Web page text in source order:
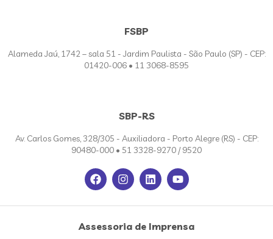
FSBP
Alameda Jaú, 1742 – sala 51 - Jardim Paulista - São Paulo (SP) - CEP:
01420-006 • 11 3068-8595
SBP-RS
Av. Carlos Gomes, 328/305 - Auxiliadora - Porto Alegre (RS) - CEP:
90480-000 • 51 3328-9270 / 9520
Assessoria de Imprensa